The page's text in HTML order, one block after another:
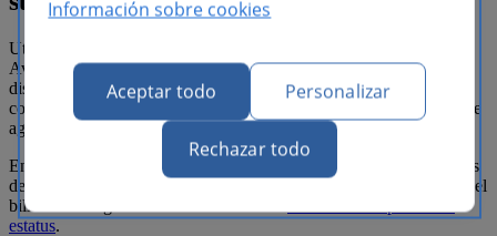
Utilice nuestra calculadora para obtener una estimación de cuántos
Avios obtendrá en vuelos que otorgan Avios en función de la
distancia recorrida. Esto incluye vuelos con algunas de nuestras
compañías aéreas asociadas y algunos vuelos reservados a través de
agencias de viajes.
En la actualidad, la mayoría de los vuelos y paquetes de vacaciones
de British Airways Holidays otorgan Avios en función del precio del
billete. Obtenga más información sobre
estatus.
Información sobre cookies
Aceptar todo Personalizar
Rechazar todo